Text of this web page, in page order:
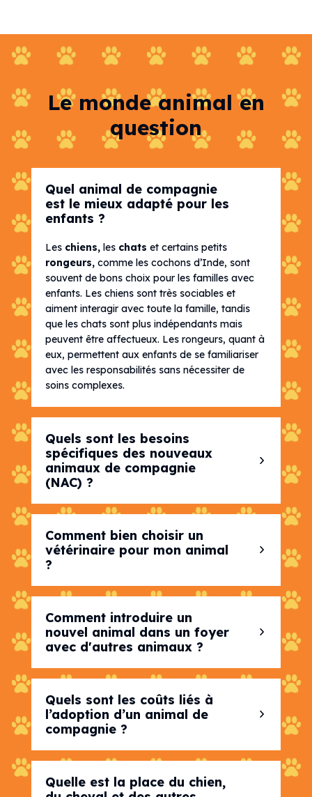
Le monde animal en
question
Quel animal de compagnie
est le mieux adapté pour les
enfants ?
Les chiens, les chats et certains petits
rongeurs,comme les cochons d’Inde, sont
souvent de bons choix pour les familles avec
enfants. Les chiens sont très sociables et
aiment interagir avec toute la famille, tandis
que les chats sont plus indépendants mais
peuvent être affectueux. Les rongeurs, quant à
eux, permettent aux enfants de se familiariser
avec les responsabilités sans nécessiter de
soins complexes.
Quels sont les besoins
spécifiques des nouveaux
animaux de compagnie
(NAC) ?
Comment bien choisir un
vétérinaire pour mon animal
?
Comment introduire un
nouvel animal dans un foyer
avec d'autres animaux ?
Quels sont les coûts liés à
l’adoption d’un animal de
compagnie ?
Quelle est la place du chien,